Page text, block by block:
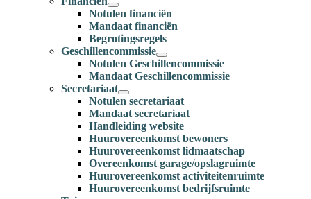
Notulen financiën
Mandaat financiën
Begrotingsregels
Geschillencommissie
Notulen Geschillencommissie
Mandaat Geschillencommissie
Secretariaat
Notulen secretariaat
Mandaat secretariaat
Handleiding website
Huurovereenkomst bewoners
Huurovereenkomst lidmaatschap
Overeenkomst garage/opslagruimte
Huurovereenkomst activiteitenruimte
Huurovereenkomst bedrijfsruimte